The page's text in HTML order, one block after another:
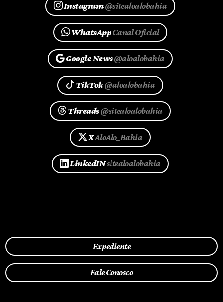
Instagram@sitealoalobahia
WhatsAppCanal Oficial
Google News@aloalobahia
TikTok@aloalobahia
Threads@sitealoalobahia
XAloAlo_Bahia
LinkedINsitealoalobahia
Expediente
Fale Conosco